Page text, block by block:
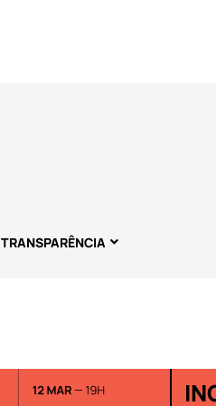
TRANSPARÊNCIA